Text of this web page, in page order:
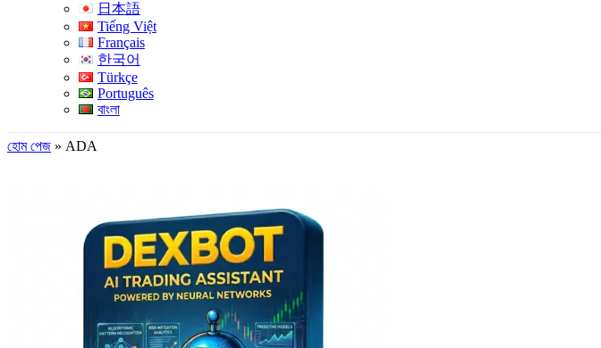
日本語
Tiếng Việt
Français
한국어
Türkçe
Português
বাংলা
হোম পেজ » ADA